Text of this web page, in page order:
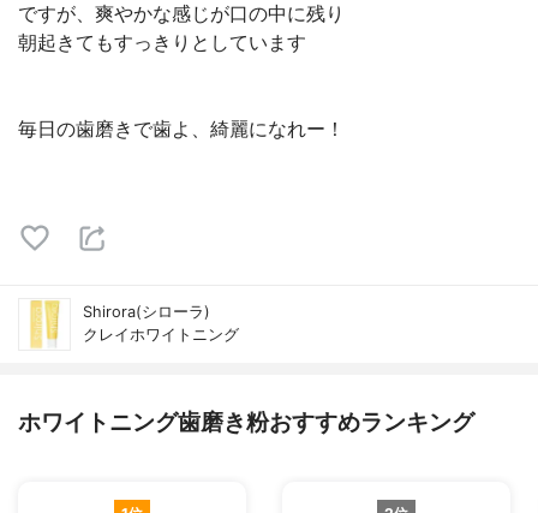
ですが、爽やかな感じが口の中に残り
朝起きてもすっきりとしています
毎日の歯磨きで歯よ、綺麗になれー！
Shirora(シローラ)
クレイホワイトニング
ホワイトニング歯磨き粉おすすめランキング